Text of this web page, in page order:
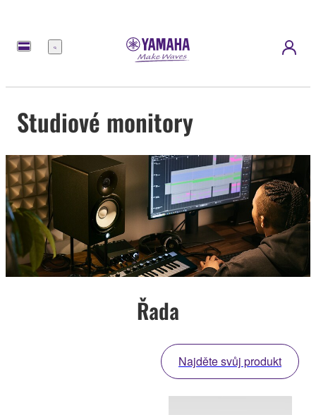
Nabídka
Studiové monitory
Řada
Najděte svůj produkt